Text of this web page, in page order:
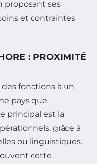
proposant ses
et contraintes
: PROXIMITÉ
fonctions à un
pays que
principal est la
grâce à
ou linguistiques.
cette